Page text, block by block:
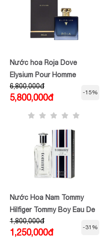
Nước hoa Roja Dove
Elysium Pour Homme
Parfum Cologne
6,800,000đ
5,800,000đ
-15%
Nước Hoa Nam Tommy
Hilfiger Tommy Boy Eau De
Toilette 100ml
1,800,000đ
1,250,000đ
-31%